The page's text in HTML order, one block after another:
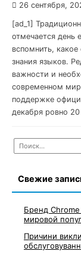
26 сентября,
[ad_1]
отмечается день
вспомнить,
знания языков.
важности и
современном
поддержке
декабря ровно
Найти:
Свежие
Бренд
мировой
Причини